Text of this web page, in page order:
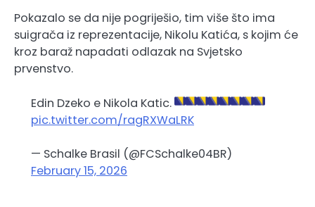
Pokazalo se da nije pogriješio, tim više što ima
suigrača iz reprezentacije, Nikolu Katića, s kojim će
kroz baraž napadati odlazak na Svjetsko
prvenstvo.
Edin Dzeko e Nikola Katic.
pic.twitter.com/ragRXWaLRK
— Schalke Brasil (@FCSchalke04BR)
February 15, 2026